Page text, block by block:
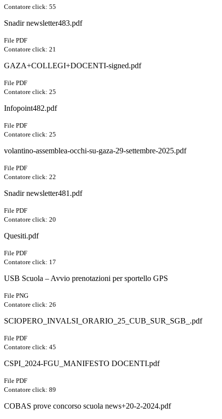
Contatore click: 55
Snadir newsletter483.pdf
File PDF
Contatore click: 21
GAZA+COLLEGI+DOCENTI-signed.pdf
File PDF
Contatore click: 25
Infopoint482.pdf
File PDF
Contatore click: 25
volantino-assemblea-occhi-su-gaza-29-settembre-2025.pdf
File PDF
Contatore click: 22
Snadir newsletter481.pdf
File PDF
Contatore click: 20
Quesiti.pdf
File PDF
Contatore click: 17
USB Scuola – Avvio prenotazioni per sportello GPS
File PNG
Contatore click: 26
SCIOPERO_INVALSI_ORARIO_25_CUB_SUR_SGB_.pdf
File PDF
Contatore click: 45
CSPI_2024-FGU_MANIFESTO DOCENTI.pdf
File PDF
Contatore click: 89
COBAS prove concorso scuola news+20-2-2024.pdf